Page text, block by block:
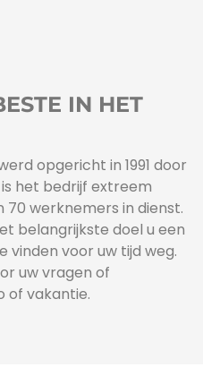
IN HET
opgericht in 1991 door
is het bedrijf extreem
werknemers in dienst.
belangrijkste doel u een
voor uw tijd weg.
uw vragen of
of vakantie.